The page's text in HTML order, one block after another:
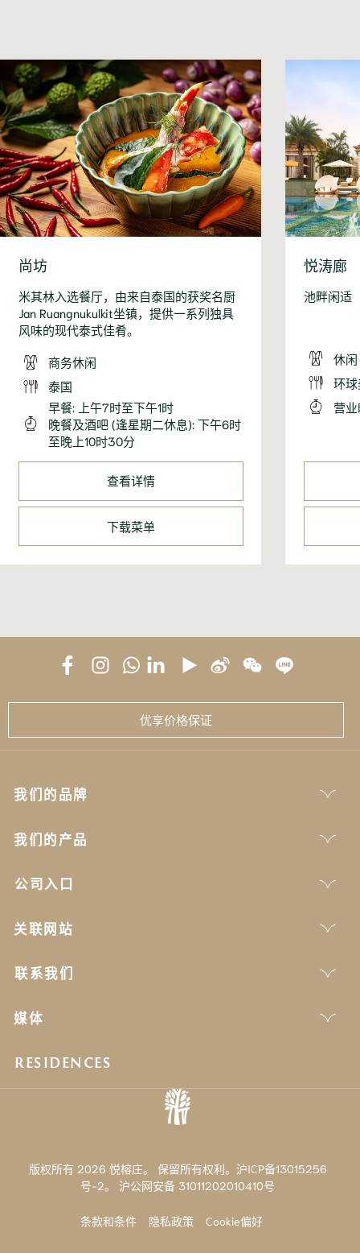
尚坊
米其林入选餐厅，由来自泰国的获奖名厨
Jan Ruangnukulkit坐镇，提供一系列独具
风味的现代泰式佳肴。
商务休闲
泰国
早餐: 上午7时至下午1时
晚餐及酒吧 (逢星期二休息): 下午6时
至晚上10时30分
查看详情
下载菜单
悦涛廊
池畔闲适
休闲
环
营
优享价格保证
我们的品牌
我们的产品
公司入口
关联网站
联系我们
媒体
RESIDENCES
版权所有 2026 悦榕庄。 保留所有权利。沪ICP备13015256
号-2。 沪公网安备 31011202010410号
条款和条件 隐私政策 Cookie偏好